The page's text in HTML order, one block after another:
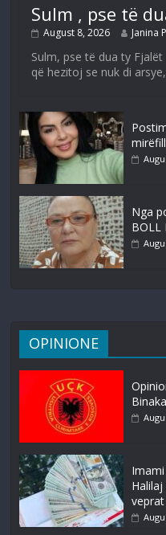
Sulm , pse të
August 8, 2026 Janina
Sulm, pse të dua ty
që hezitoj se nuk di
Nga
BOLL
OPINIONE